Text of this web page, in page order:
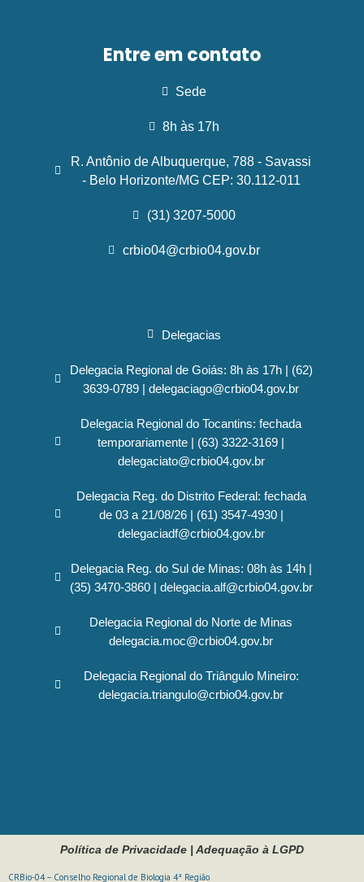
Entre em contato
Sede
8h às 17h
R. Antônio de Albuquerque, 788 - Savassi
- Belo Horizonte/MG CEP: 30.112-011
(31) 3207-5000
crbio04@crbio04.gov.br
Delegacias
Delegacia Regional de Goiás: 8h às 17h | (62)
3639-0789 | delegaciago@crbio04.gov.br
Delegacia Regional do Tocantins: fechada
temporariamente | (63) 3322-3169 |
delegaciato@crbio04.gov.br
Delegacia Reg. do Distrito Federal: fechada
de 03 a 21/08/26 | (61) 3547-4930 |
delegaciadf@crbio04.gov.br
Delegacia Reg. do Sul de Minas: 08h às 14h |
(35) 3470-3860 | delegacia.alf@crbio04.gov.br
Delegacia Regional do Norte de Minas
delegacia.moc@crbio04.gov.br
Delegacia Regional do Triângulo Mineiro:
delegacia.triangulo@crbio04.gov.br
Política de Privacidade Adequação à LGPD
CRBio-04 – Conselho Regional de Biologia 4ª Região